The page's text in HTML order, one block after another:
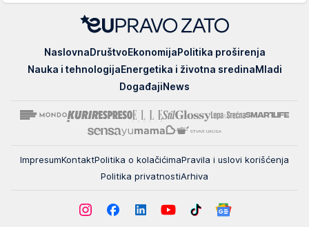
EUpravo
zato
NaslovnaDruštvoEkonomijaPolitika proširenja
Nauka i tehnologijaEnergetika i životna sredinaMladi
DogađajiNews
ImpresumKontaktPolitika o kolačićimaPravila i uslovi korišćenja
Politika privatnostiArhiva